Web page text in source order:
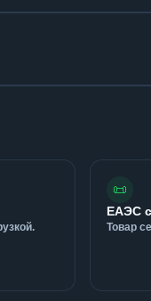
📜
ЕАЭС
Товар